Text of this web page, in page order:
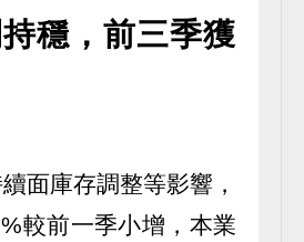
穩，前三季獲
面庫存調整等影響，
較前一季小增，本業